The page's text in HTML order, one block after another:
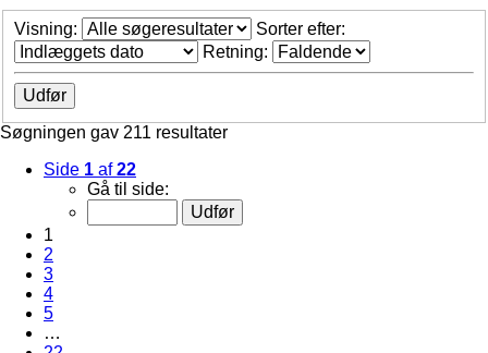
Visning:
Sorter efter:
Retning:
Søgningen gav 211 resultater
Side 1 af22
Gå til side:
1
2
3
4
5
…